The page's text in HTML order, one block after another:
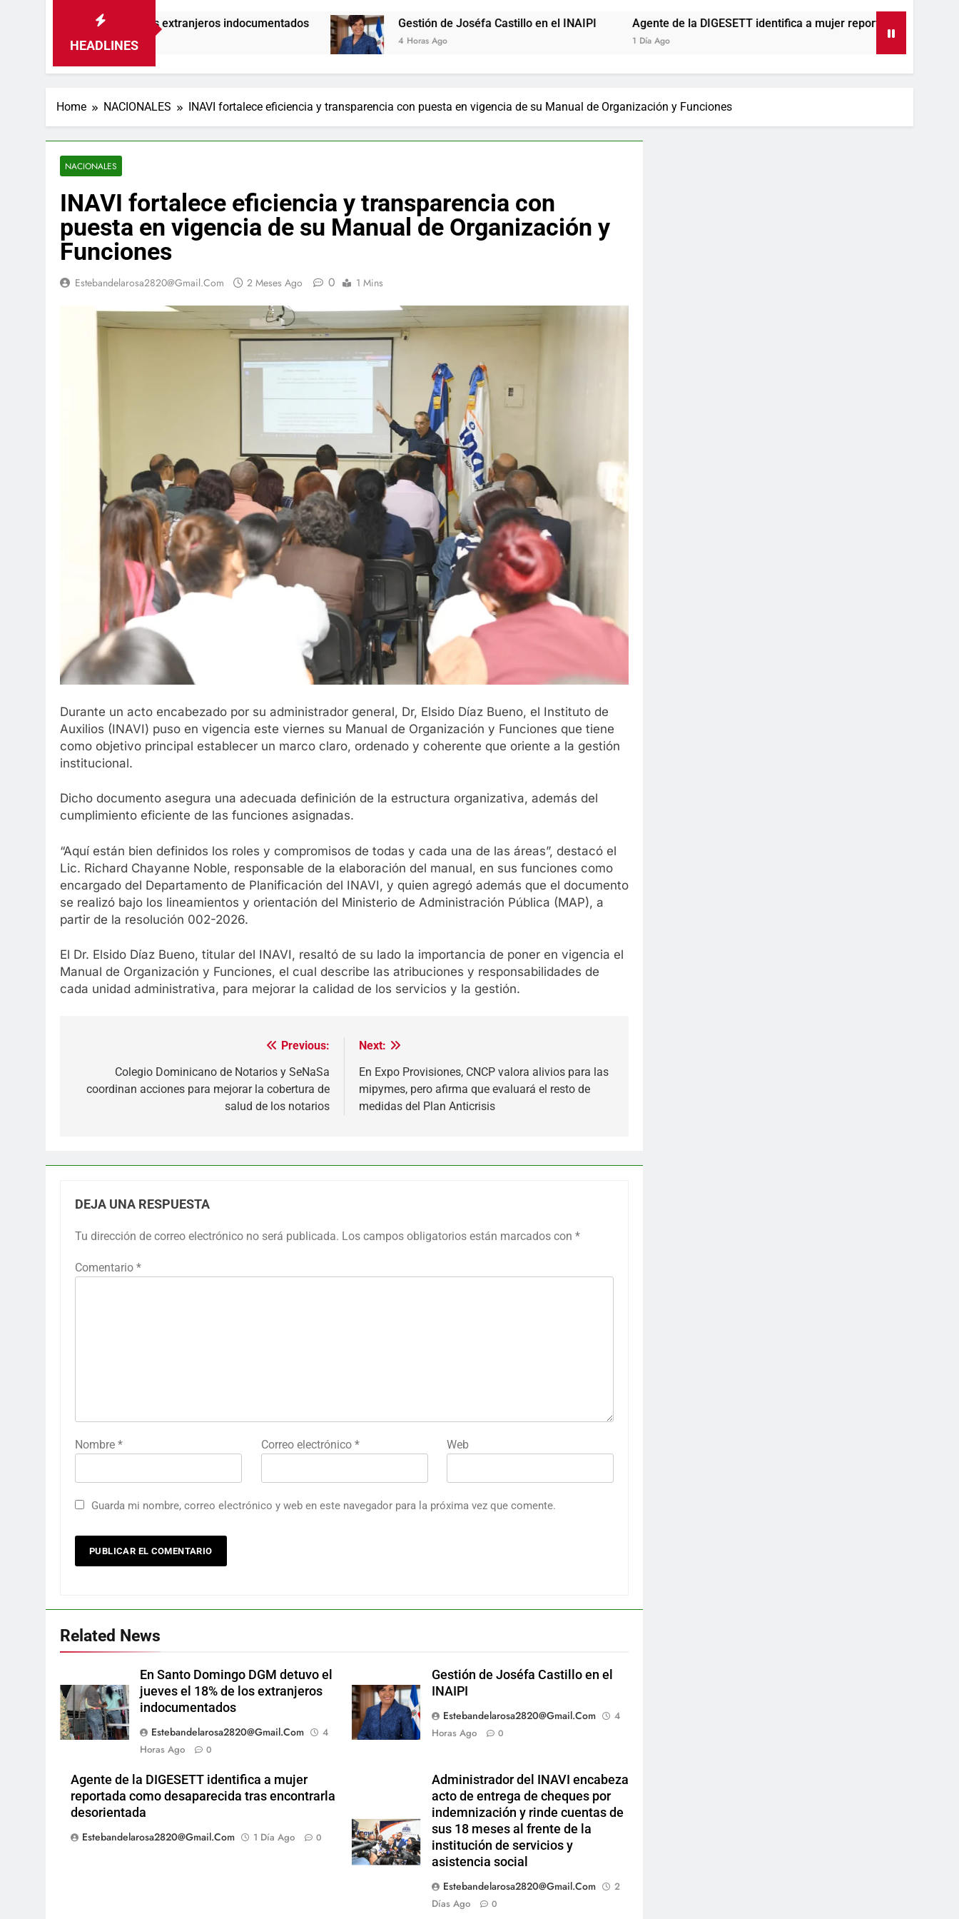
HEADLINES
el 18% de los extranjeros indocumentados Gestión de Joséfa Castillo en el INAIPI
4 Horas Ago
Agente de la DIGESETT identifica a mujer reportada como desaparecida tras
Home NACIONALES INAVI fortalece eficiencia y transparencia con puesta en vigencia de su Manual de Organización y Funciones
NACIONALES
INAVI fortalece eficiencia y transparencia con
puesta en vigencia de su Manual de Organización y
Funciones
Estebandelarosa2820@gmail.com 2 Meses Ago 0 1 Mins
Durante un acto encabezado por su administrador general, Dr, Elsido Díaz Bueno, el Instituto de
Auxilios (INAVI) puso en vigencia este viernes su Manual de Organización y Funciones que tiene
como objetivo principal establecer un marco claro, ordenado y coherente que oriente a la gestión
institucional.
Dicho documento asegura una adecuada definición de la estructura organizativa, además del
cumplimiento eficiente de las funciones asignadas.
“Aquí están bien definidos los roles y compromisos de todas y cada una de las áreas”, destacó el
Lic. Richard Chayanne Noble, responsable de la elaboración del manual, en sus funciones como
encargado del Departamento de Planificación del INAVI, y quien agregó además que el documento
se realizó bajo los lineamientos y orientación del Ministerio de Administración Pública (MAP), a
partir de la resolución 002-2026.
El Dr. Elsido Díaz Bueno, titular del INAVI, resaltó de su lado la importancia de poner en vigencia el
Manual de Organización y Funciones, el cual describe las atribuciones y responsabilidades de
cada unidad administrativa, para mejorar la calidad de los servicios y la gestión.
Previous:
Colegio Dominicano de Notarios y SeNaSa
coordinan acciones para mejorar la cobertura de
salud de los notarios
Next:
En Expo Provisiones, CNCP valora alivios para las
mipymes, pero afirma que evaluará el resto de
medidas del Plan Anticrisis
DEJA UNA RESPUESTA
Tu dirección de correo electrónico no será publicada. Los campos obligatorios están marcados con *
Comentario *
Nombre * Correo electrónico * Web
Guarda mi nombre, correo electrónico y web en este navegador para la próxima vez que comente.
Related News
En Santo Domingo DGM detuvo el
jueves el 18% de los extranjeros
indocumentados
Estebandelarosa2820@gmail.com
4
Horas Ago
0
Gestión de Joséfa Castillo en el
INAIPI
Estebandelarosa2820@gmail.com
4
Horas Ago
0
Agente de la DIGESETT identifica a mujer
reportada como desaparecida tras encontrarla
desorientada
Estebandelarosa2820@gmail.com
1 Día Ago 0
Administrador del INAVI encabeza
acto de entrega de cheques por
indemnización y rinde cuentas de
sus 18 meses al frente de la
institución de servicios y
asistencia social
Estebandelarosa2820@gmail.com
2
Días Ago
0